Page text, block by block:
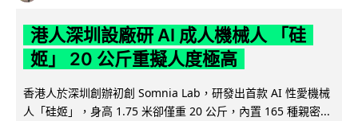
港人深圳設廠研 AI 成人機械人 「硅
姬」 20 公斤重擬人度極高
香港人於深圳創辦初創 Somnia Lab，研發出首款 AI 性愛機械
人「硅姬」，身高 1.75 米卻僅重 20 公斤，內置 165 種親密...